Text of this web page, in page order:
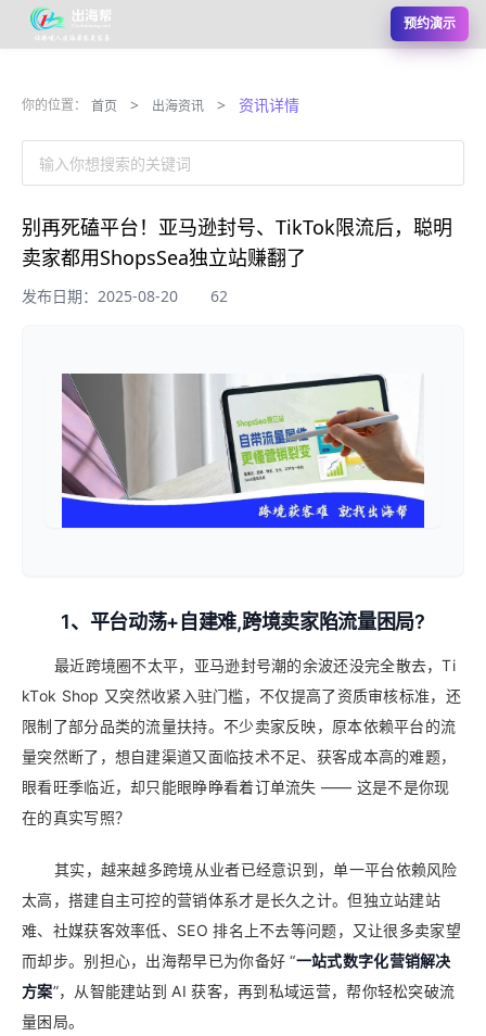
预约演示
你的位置： 首页 > 出海资讯 > 资讯详情
输入你想搜索的关键词
别再死磕平台！亚马逊封号、TikTok限流后，聪明
卖家都用ShopsSea独立站赚翻了
发布日期：2025-08-20 62
1、平台动荡+自建难,跨境卖家陷流量困局?
最近跨境圈不太平，亚马逊封号潮的余波还没完全散去，Ti
kTok Shop 又突然收紧入驻门槛，不仅提高了资质审核标准，还
限制了部分品类的流量扶持。不少卖家反映，原本依赖平台的流
量突然断了，想自建渠道又面临技术不足、获客成本高的难题，
眼看旺季临近，却只能眼睁睁看着订单流失 —— 这是不是你现
在的真实写照？
其实，越来越多跨境从业者已经意识到，单一平台依赖风险
太高，搭建自主可控的营销体系才是长久之计。但独立站建站
难、社媒获客效率低、SEO 排名上不去等问题，又让很多卖家望
而却步。别担心，出海帮早已为你备好 “一站式数字化营销解决
方案”，从智能建站到 AI 获客，再到私域运营，帮你轻松突破流
量困局。